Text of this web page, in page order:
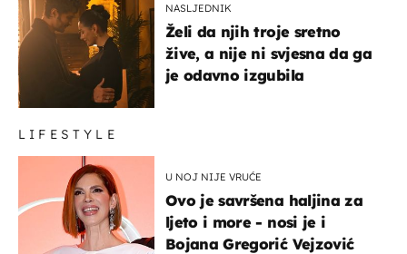
NASLJEDNIK
Želi da njih troje sretno
žive, a nije ni svjesna da ga
je odavno izgubila
LIFESTYLE
U NOJ NIJE VRUĆE
Ovo je savršena haljina za
ljeto i more - nosi je i
Bojana Gregorić Vejzović